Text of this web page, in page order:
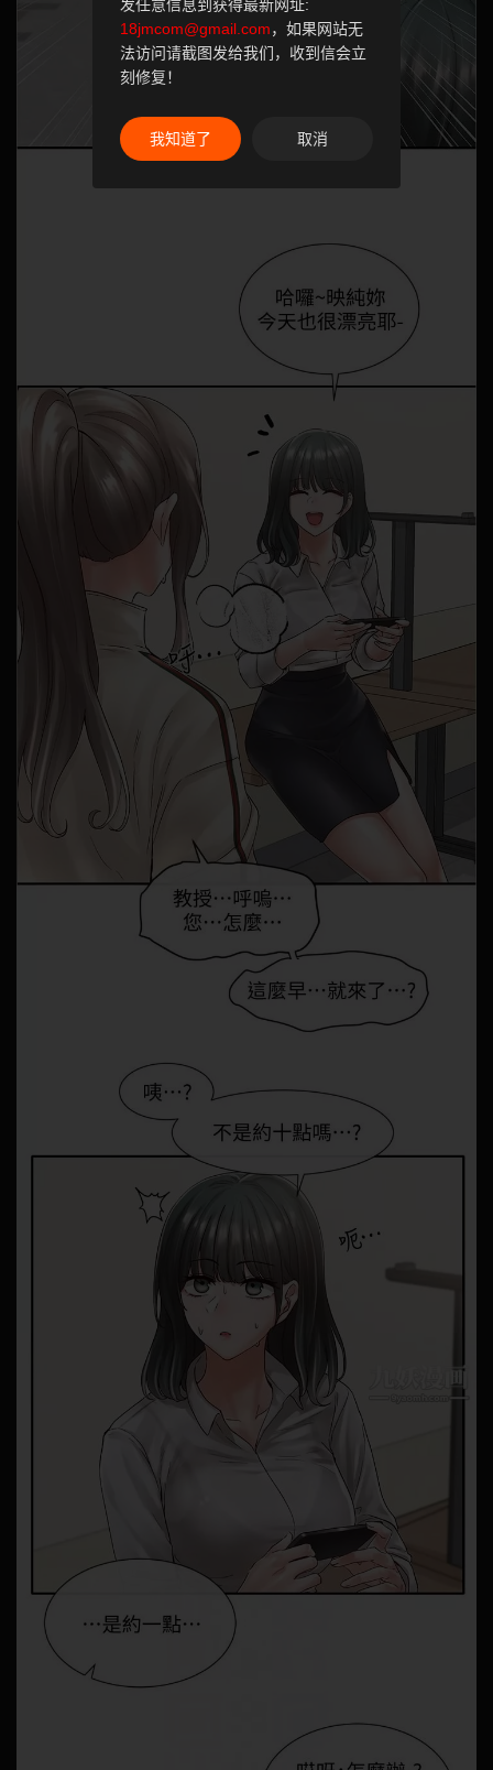
发任意信息到获得最新网址:
18jmcom@gmail.com，如果网站无
法访问请截图发给我们，收到信会立
刻修复！
我知道了 取消